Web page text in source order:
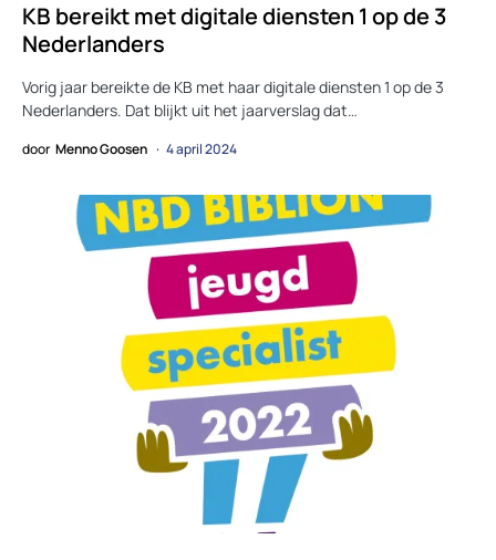
KB bereikt met digitale diensten 1 op de 3
Nederlanders
Vorig jaar bereikte de KB met haar digitale diensten 1 op de 3
Nederlanders. Dat blijkt uit het jaarverslag dat…
door Menno Goosen 4 april 2024